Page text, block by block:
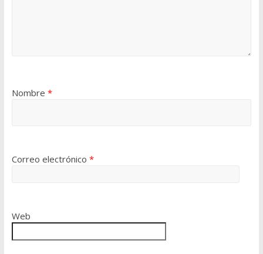
Nombre *
Correo electrónico *
Web